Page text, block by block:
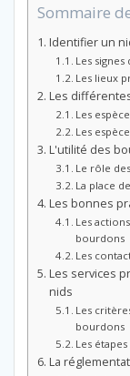
Sommaire
Identifier un
Les
Les lieux
Les
Les
Les
L'utilité des
Le rôle
La place
Les bonnes
Les
bourdons
Les
Les services
nids
Les
bourdons
Les
La